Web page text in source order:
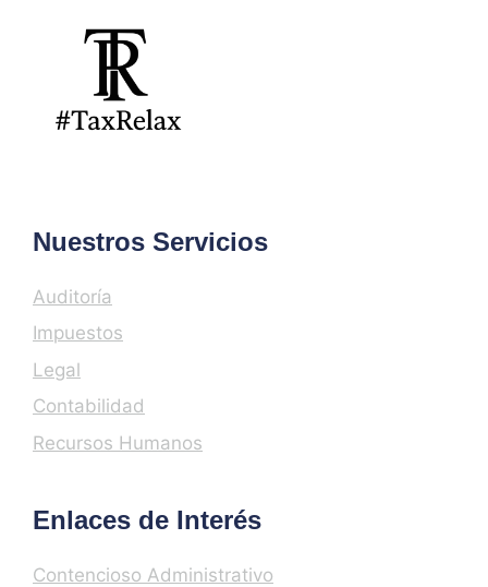
Nuestros Servicios
Auditoría
Impuestos
Legal
Contabilidad
Recursos Humanos
Enlaces de Interés
Contencioso Administrativo